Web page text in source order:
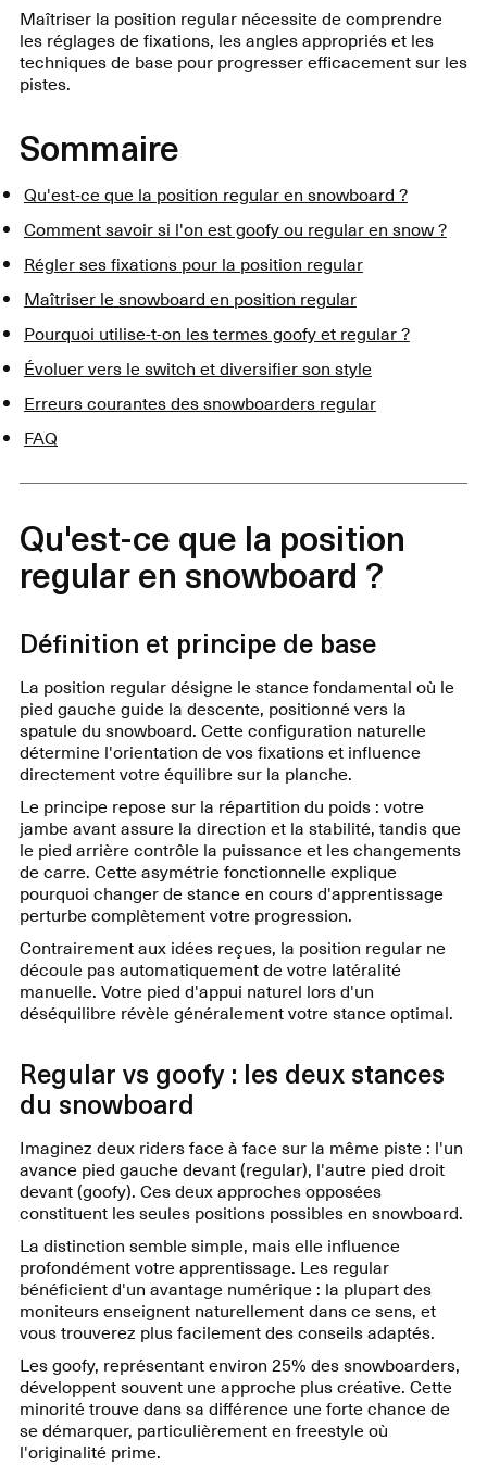
Maîtriser la position regular nécessite de comprendre
les réglages de fixations, les angles appropriés et les
techniques de base pour progresser efficacement sur les
pistes.
Sommaire
Qu'est-ce que la position regular en snowboard ?
Comment savoir si l'on est goofy ou regular en snow ?
Régler ses fixations pour la position regular
Maîtriser le snowboard en position regular
Pourquoi utilise-t-on les termes goofy et regular ?
Évoluer vers le switch et diversifier son style
Erreurs courantes des snowboarders regular
FAQ
Qu'est-ce que la position
regular en snowboard ?
Définition et principe de base
La position regular désigne le stance fondamental où le
pied gauche guide la descente, positionné vers la
spatule du snowboard. Cette configuration naturelle
détermine l'orientation de vos fixations et influence
directement votre équilibre sur la planche.
Le principe repose sur la répartition du poids : votre
jambe avant assure la direction et la stabilité, tandis que
le pied arrière contrôle la puissance et les changements
de carre. Cette asymétrie fonctionnelle explique
pourquoi changer de stance en cours d'apprentissage
perturbe complètement votre progression.
Contrairement aux idées reçues, la position regular ne
découle pas automatiquement de votre latéralité
manuelle. Votre pied d'appui naturel lors d'un
déséquilibre révèle généralement votre stance optimal.
Regular vs goofy : les deux stances
du snowboard
Imaginez deux riders face à face sur la même piste : l'un
avance pied gauche devant (regular), l'autre pied droit
devant (goofy). Ces deux approches opposées
constituent les seules positions possibles en snowboard.
La distinction semble simple, mais elle influence
profondément votre apprentissage. Les regular
bénéficient d'un avantage numérique : la plupart des
moniteurs enseignent naturellement dans ce sens, et
vous trouverez plus facilement des conseils adaptés.
Les goofy, représentant environ 25% des snowboarders,
développent souvent une approche plus créative. Cette
minorité trouve dans sa différence une forte chance de
se démarquer, particulièrement en freestyle où
l'originalité prime.